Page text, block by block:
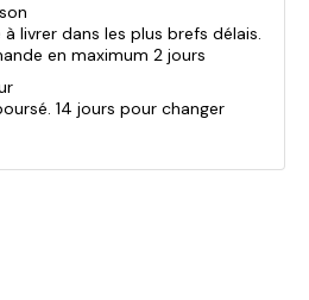
à livrer dans les plus brefs délais.
en maximum 2 jours
14 jours pour changer